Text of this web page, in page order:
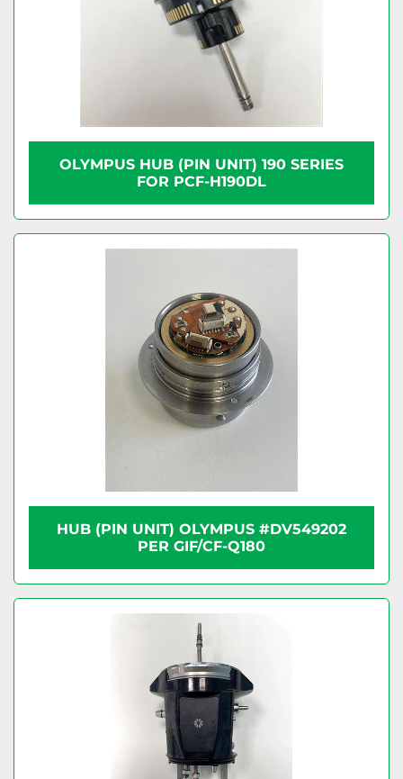
OLYMPUS HUB (PIN UNIT) 190 SERIES
FOR PCF-H190DL
HUB (PIN UNIT) OLYMPUS #DV549202
PER GIF/CF-Q180